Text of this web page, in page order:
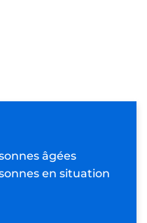
âgées
en situation